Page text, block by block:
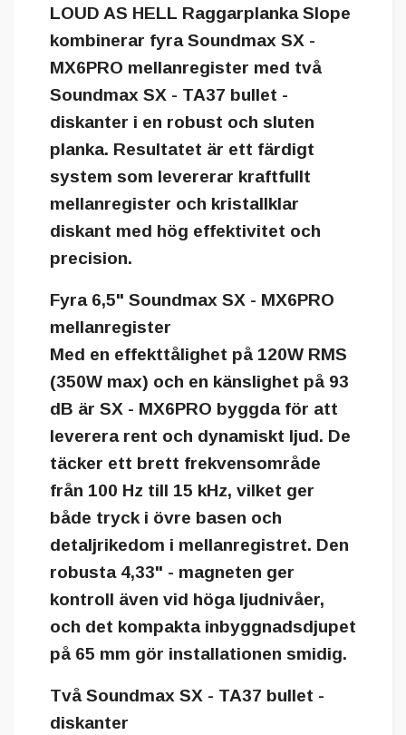
LOUD AS HELL Raggarplanka Slope
kombinerar fyra Soundmax SX -
MX6PRO mellanregister med två
Soundmax SX - TA37 bullet -
diskanter i en robust och sluten
planka. Resultatet är ett färdigt
system som levererar kraftfullt
mellanregister och kristallklar
diskant med hög effektivitet och
precision.
Fyra 6,5" Soundmax SX - MX6PRO
mellanregister
Med en effekttålighet på 120W RMS
(350W max) och en känslighet på 93
dB är SX - MX6PRO byggda för att
leverera rent och dynamiskt ljud. De
täcker ett brett frekvensområde
från 100 Hz till 15 kHz, vilket ger
både tryck i övre basen och
detaljrikedom i mellanregistret. Den
robusta 4,33" - magneten ger
kontroll även vid höga ljudnivåer,
och det kompakta inbyggnadsdjupet
på 65 mm gör installationen smidig.
Två Soundmax SX - TA37 bullet -
diskanter